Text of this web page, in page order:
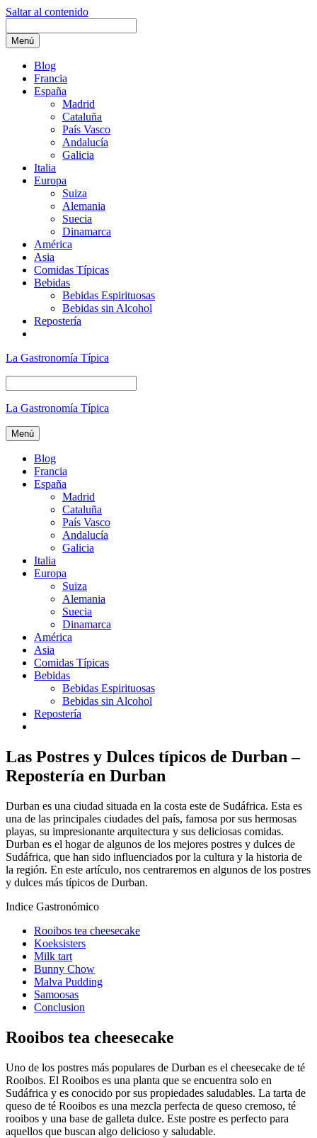
Saltar al contenido
Menú
Blog
Francia
España
Madrid
Cataluña
País Vasco
Andalucía
Galicia
Italia
Europa
Suiza
Alemania
Suecia
Dinamarca
América
Asia
Comidas Típicas
Bebidas
Bebidas Espirituosas
Bebidas sin Alcohol
Repostería
La Gastronomía Típica
La Gastronomía Típica
Menú
Blog
Francia
España
Madrid
Cataluña
País Vasco
Andalucía
Galicia
Italia
Europa
Suiza
Alemania
Suecia
Dinamarca
América
Asia
Comidas Típicas
Bebidas
Bebidas Espirituosas
Bebidas sin Alcohol
Repostería
Las Postres y Dulces típicos de Durban –
Repostería en Durban
Durban es una ciudad situada en la costa este de Sudáfrica. Esta es
una de las principales ciudades del país, famosa por sus hermosas
playas, su impresionante arquitectura y sus deliciosas comidas.
Durban es el hogar de algunos de los mejores postres y dulces de
Sudáfrica, que han sido influenciados por la cultura y la historia de
la región. En este artículo, nos centraremos en algunos de los postres
y dulces más típicos de Durban.
Indice Gastronómico
Rooibos tea cheesecake
Koeksisters
Milk tart
Bunny Chow
Malva Pudding
Samoosas
Conclusion
Rooibos tea cheesecake
Uno de los postres más populares de Durban es el cheesecake de té
Rooibos. El Rooibos es una planta que se encuentra solo en
Sudáfrica y es conocido por sus propiedades saludables. La tarta de
queso de té Rooibos es una mezcla perfecta de queso cremoso, té
rooibos y una base de galleta dulce. Este postre es perfecto para
aquellos que buscan algo delicioso y saludable.